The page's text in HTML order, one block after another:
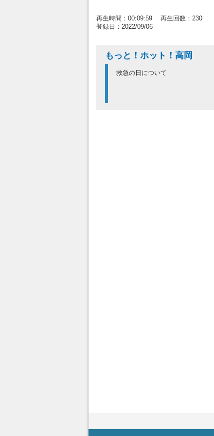
再生時間：00:09:59 再生回数：230
登録日：2022/09/06
もっと！ホット！高岡
救急の日について